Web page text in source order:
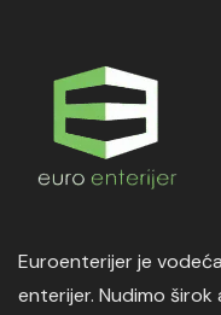
Euroenterijer je
enterijer. Nudimo